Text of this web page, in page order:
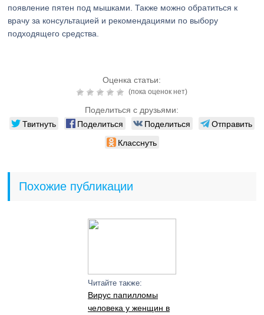
появление пятен под мышками. Также можно обратиться к
врачу за консультацией и рекомендациями по выбору
подходящего средства.
Оценка статьи:
(пока оценок нет)
Поделиться с друзьями:
Твитнуть Поделиться Поделиться
Отправить
Класснуть
Похожие публикации
Читайте также:
Вирус папилломы
человека у женщин в